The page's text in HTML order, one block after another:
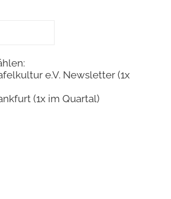
e.V. Newsletter (1x
(1x im Quartal)